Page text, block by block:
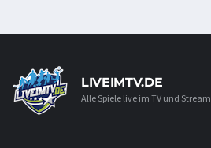
LIVEIMTV.DE
Alle Spiele live im TV und Stream